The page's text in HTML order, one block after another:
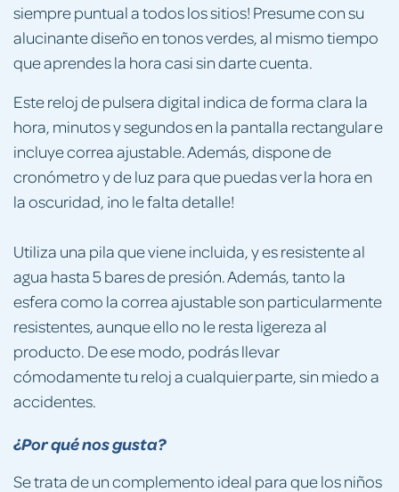
siempre puntual a todos los sitios! Presume con su
alucinante diseño en tonos verdes, al mismo tiempo
que aprendes la hora casi sin darte cuenta.
Este reloj de pulsera digital indica de forma clara la
hora, minutos y segundos en la pantalla rectangular e
incluye correa ajustable. Además, dispone de
cronómetro y de luz para que puedas ver la hora en
la oscuridad, ¡no le falta detalle!
Utiliza una pila que viene incluida, y es resistente al
agua hasta 5 bares de presión. Además, tanto la
esfera como la correa ajustable son particularmente
resistentes, aunque ello no le resta ligereza al
producto. De ese modo, podrás llevar
cómodamente tu reloj a cualquier parte, sin miedo a
accidentes.
¿Por qué nos gusta?
Se trata de un complemento ideal para que los niños